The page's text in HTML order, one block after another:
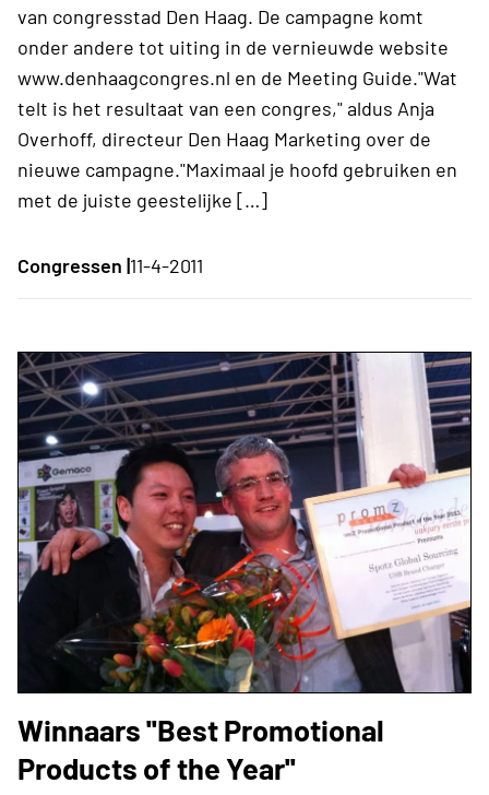
van congresstad Den Haag. De campagne komt
onder andere tot uiting in de vernieuwde website
www.denhaagcongres.nl en de Meeting Guide."Wat
telt is het resultaat van een congres," aldus Anja
Overhoff, directeur Den Haag Marketing over de
nieuwe campagne."Maximaal je hoofd gebruiken en
met de juiste geestelijke […]
Congressen |11-4-2011
Winnaars ''Best Promotional
Products of the Year''